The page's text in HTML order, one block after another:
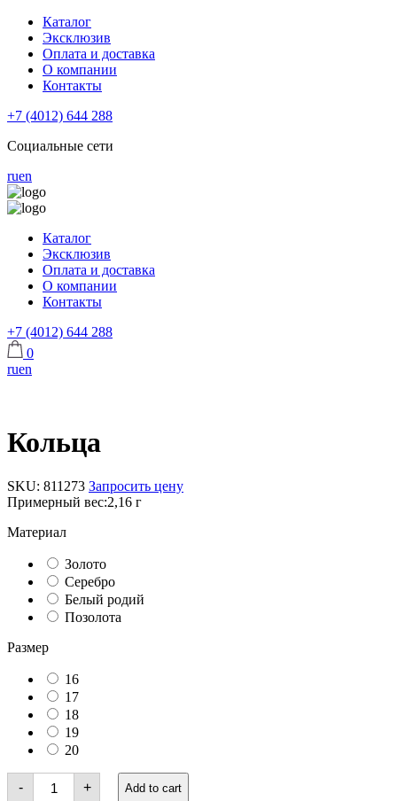
Каталог
Эксклюзив
Оплата и доставка
О компании
Контакты
+7 (4012) 644 288
Социальные сети
ruen
Каталог
Эксклюзив
Оплата и доставка
О компании
Контакты
+7 (4012) 644 288
0
ruen
Кольца
SKU: 811273 Запросить цену
Примерный вес:2,16 г
Материал
Золото
Серебро
Белый родий
Позолота
Размер
16
17
18
19
20
-
Кольца
quantity
+ Add to cart